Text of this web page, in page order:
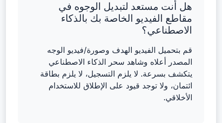
هل أنت مستعد لتبديل الوجوه في
مقاطع الفيديو الخاصة بك بالذكاء
الاصطناعي؟
قم بتحميل الفيديو الهدف وصورة/فيديو الوجه
المصدر أعلاه وشاهد سحر الذكاء الاصطناعي
يتكشف بسرعة. لا يلزم التسجيل، لا يلزم بطاقة
ائتمان، ولا توجد قيود على الإطلاق للاستخدام
الأخلاقي.